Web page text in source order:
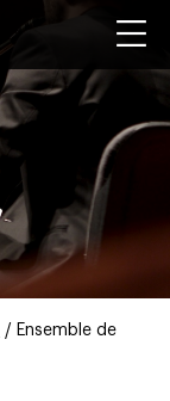
/ Ensemble de